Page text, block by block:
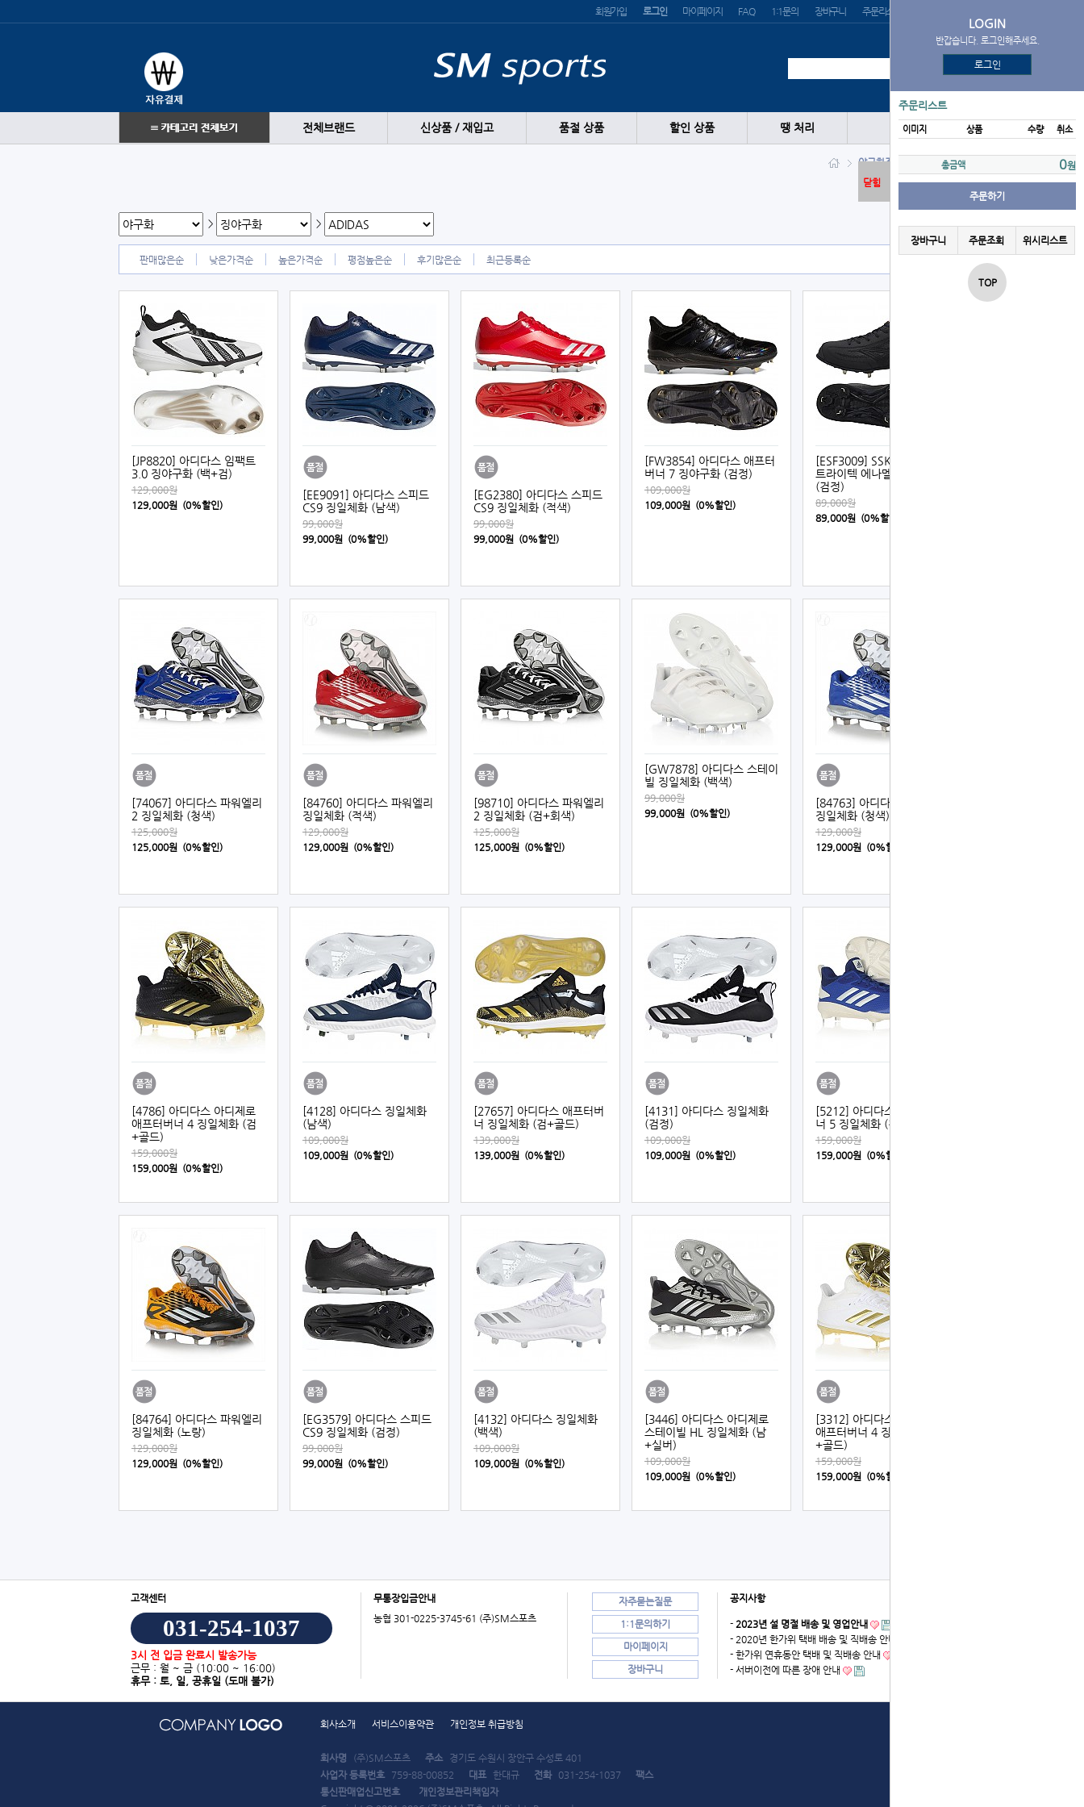
회원가입 로그인 마이페이지 FAQ 1:1문의 장바구니 주문리스트
전체브랜드 신상품 / 재입고 품절 상품 할인 상품 땡 처리
야구화징야구화 ADIDAS
LOGIN
반갑습니다. 로그인해주세요.
로그인
주문리스트
이미지 상품 수량 취소
총금액 0원
주문하기
장바구니 주문조회 위시리스트
TOP
닫힘
> >
판매많은순 낮은가격순 높은가격순 평점높은순 후기많은순 최근등록순
[JP8820] 아디다스 임팩트
3.0 징야구화 (백+검)
129,000원
129,000원 (0%할인)
[EE9091] 아디다스 스피드
CS9 징일체화 (남색)
99,000원
99,000원 (0%할인)
[EG2380] 아디다스 스피드
CS9 징일체화 (적색)
99,000원
99,000원 (0%할인)
[FW3854] 아디다스 애프터
버너 7 징야구화 (검정)
109,000원
109,000원 (0%할인)
[ESF3009] SSK PROEDGE
트라이텍 에나멜 징야구화
(검정)
89,000원
89,000원 (0%할인)
[74067] 아디다스 파워엘리
2 징일체화 (청색)
125,000원
125,000원 (0%할인)
[84760] 아디다스 파워엘리
징일체화 (적색)
129,000원
129,000원 (0%할인)
[98710] 아디다스 파워엘리
2 징일체화 (검+회색)
125,000원
125,000원 (0%할인)
[GW7878] 아디다스 스테이
빌 징일체화 (백색)
99,000원
99,000원 (0%할인)
[84763] 아디다스 파워엘리
징일체화 (청색)
129,000원
129,000원 (0%할인)
[4786] 아디다스 아디제로
애프터버너 4 징일체화 (검
+골드)
159,000원
159,000원 (0%할인)
[4128] 아디다스 징일체화
(남색)
109,000원
109,000원 (0%할인)
[27657] 아디다스 애프터버
너 징일체화 (검+골드)
139,000원
139,000원 (0%할인)
[4131] 아디다스 징일체화
(검정)
109,000원
109,000원 (0%할인)
[5212] 아디다스 애프터버
너 5 징일체화 (청색)
159,000원
159,000원 (0%할인)
[84764] 아디다스 파워엘리
징일체화 (노랑)
129,000원
129,000원 (0%할인)
[EG3579] 아디다스 스피드
CS9 징일체화 (검정)
99,000원
99,000원 (0%할인)
[4132] 아디다스 징일체화
(백색)
109,000원
109,000원 (0%할인)
[3446] 아디다스 아디제로
스테이빌 HL 징일체화 (남
+실버)
109,000원
109,000원 (0%할인)
[3312] 아디다스 아디제로
애프터버너 4 징일체화 (백
+골드)
159,000원
159,000원 (0%할인)
고객센터
031-254-1037
3시 전 입금 완료시 발송가능
근무 : 월 ~ 금 (10:00 ~ 16:00)
휴무 : 토, 일, 공휴일 (도매 불가)
무통장입금안내
농협 301-0225-3745-61 (주)SM스포츠
자주묻는질문
1:1문의하기
마이페이지
장바구니
공지사항
- 2023년 설 명절 배송 및 영업안내
- 2020년 한가위 택배 배송 및 직배송 안내
- 한가위 연휴동안 택배 및 직배송 안내
- 서버이전에 따른 장애 안내
회사소개 서비스이용약관 개인정보 취급방침
회사명 (주)SM스포츠 주소
경기도 수원시 장안구 수성로 401
사업자 등록번호
759-88-00852 대표 한대규 전화 031-254-1037
팩스
통신판매업신고번호
개인정보관리책임자